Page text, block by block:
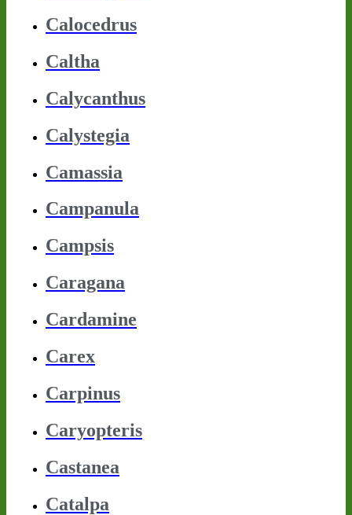
Calocedrus
Caltha
Calycanthus
Calystegia
Camassia
Campanula
Campsis
Caragana
Cardamine
Carex
Carpinus
Caryopteris
Castanea
Catalpa